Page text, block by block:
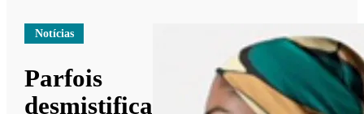
Notícias
Parfois
desmistifica